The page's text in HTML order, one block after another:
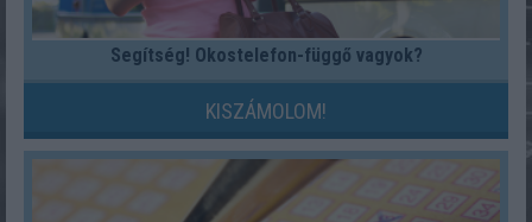
Segítség! Okostelefon-függő vagyok?
KISZÁMOLOM!